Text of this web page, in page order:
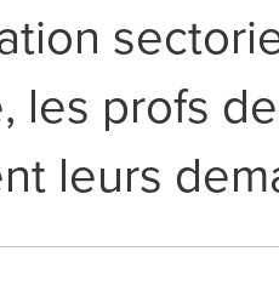
les profs
leurs